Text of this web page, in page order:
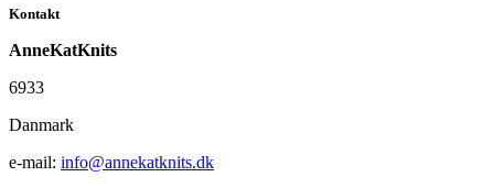
Kontakt
AnneKatKnits
6933
Danmark
e-mail: info@annekatknits.dk